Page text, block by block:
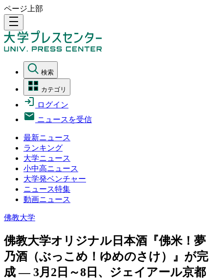
ページ上部
density_medium
検索
カテゴリ
ログイン
ニュースを受信
最新ニュース
ランキング
大学ニュース
小中高ニュース
大学発ベンチャー
ニュース特集
動画ニュース
佛教大学
佛教大学オリジナル日本酒『佛米！夢
乃酒（ぶっこめ！ゆめのさけ）』が完
成 — 3月2日～8日、ジェイアール京都